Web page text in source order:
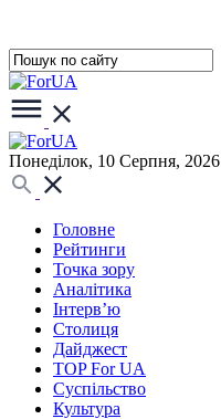
Понеділок, 10 Серпня, 2026
Головне
Рейтинги
Точка зору
Аналітика
Інтерв’ю
Столиця
Дайджест
TOP For UA
Суспiльство
Культура